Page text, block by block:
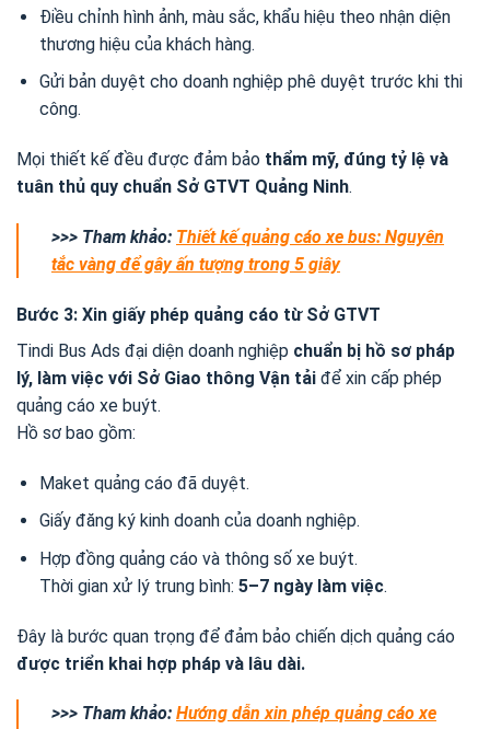
Điều chỉnh hình ảnh, màu sắc, khẩu hiệu theo nhận diện
thương hiệu của khách hàng.
Gửi bản duyệt cho doanh nghiệp phê duyệt trước khi thi
công.
Mọi thiết kế đều được đảm bảo thẩm mỹ, đúng tỷ lệ và
tuân thủ quy chuẩn Sở GTVT Quảng Ninh.
>>> Tham khảo: Thiết kế quảng cáo xe bus: Nguyên
tắc vàng để gây ấn tượng trong 5 giây
Bước 3: Xin giấy phép quảng cáo từ Sở GTVT
Tindi Bus Ads đại diện doanh nghiệp chuẩn bị hồ sơ pháp
lý, làm việc với Sở Giao thông Vận tải để xin cấp phép
quảng cáo xe buýt.
Hồ sơ bao gồm:
Maket quảng cáo đã duyệt.
Giấy đăng ký kinh doanh của doanh nghiệp.
Hợp đồng quảng cáo và thông số xe buýt.
Thời gian xử lý trung bình: 5–7 ngày làm việc.
Đây là bước quan trọng để đảm bảo chiến dịch quảng cáo
được triển khai hợp pháp và lâu dài.
>>> Tham khảo: Hướng dẫn xin phép quảng cáo xe